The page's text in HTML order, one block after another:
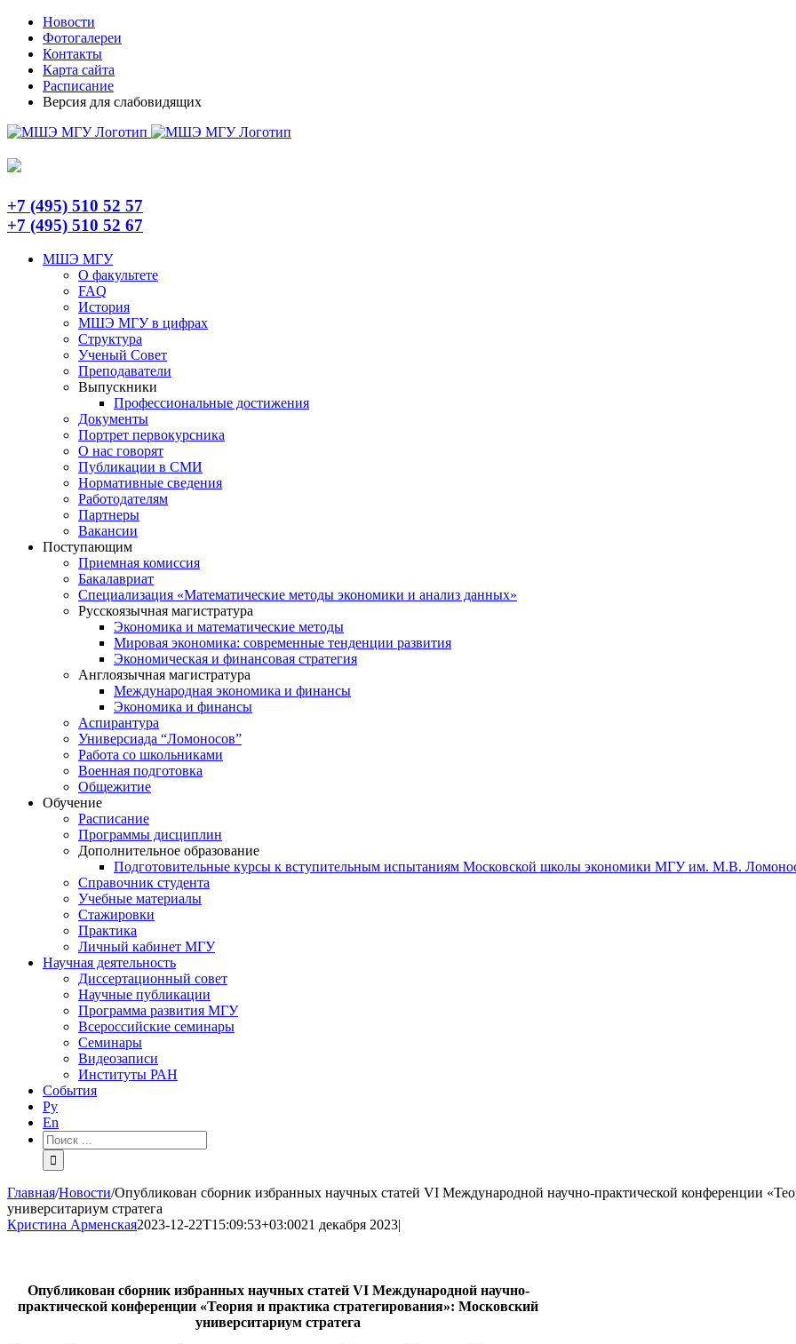
Skip
content
TelegramНовости
Фотогалереи
Контакты
Карта сайта
Расписание
Версия для слабовидящих
+7 (495) 510 52 57
+7 (495) 510 52 67
МШЭ МГУ
О факультете
FAQ
История
МШЭ МГУ в цифрах
Структура
Ученый Совет
Преподаватели
Выпускники
Профессиональные достижения
Документы
Портрет первокурсника
О нас говорят
Публикации в СМИ
Нормативные сведения
Работодателям
Партнеры
Вакансии
Поступающим
Приемная комиссия
Бакалавриат
Специализация «Математические методы экономики и анализ данных»
Русскоязычная магистратура
Экономика и математические методы
Мировая экономика: современные тенденции развития
Экономическая и финансовая стратегия
Англоязычная магистратура
Международная экономика и финансы
Экономика и финансы
Аспирантура
Универсиада “Ломоносов”
Работа со школьниками
Военная подготовка
Общежитие
Обучение
Расписание
Программы дисциплин
Дополнительное образование
Подготовительные курсы к вступительным испытаниям Московской школы экономики МГУ им. М.В.
Справочник студента
Учебные материалы
Стажировки
Практика
Личный кабинет МГУ
Научная деятельность
Диссертационный совет
Научные публикации
Программа развития МГУ
Всероссийские семинары
Семинары
Видеозаписи
Институты РАН
События
Ру
En
Результат
поиска:
Главная/Новости/Опубликован сборник избранных научных статей VI Международной научно-практической конференции
университариум стратега
Кристина Арменская2023-12-22T15:09:53+03:0021 декабря 2023|
Опубликован сборник избранных научных статей VI Международной научно-
практической конференции «Теория и практика стратегирования»: Московский
университариум стратега